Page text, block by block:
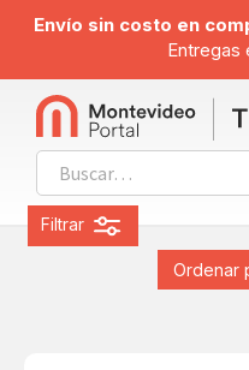
Envío sin costo en
Entregas
Ordenar
Filtrar